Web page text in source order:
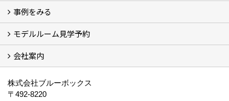
ザ・借家について詳しく知る (2)
事例をみる
建設中の現場レポート
完成した建物を見てみる
オーナーの声
モデルルーム見学予約
モデルルーム見学予約
会社案内
株式会社ブルーボックス
〒492-8220